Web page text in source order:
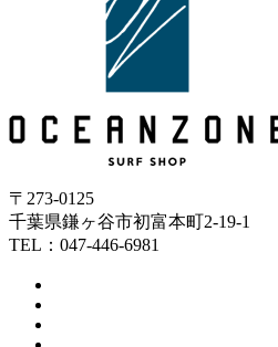
〒273-0125
千葉県鎌ヶ谷市初富本町2-19-1
TEL：047-446-6981